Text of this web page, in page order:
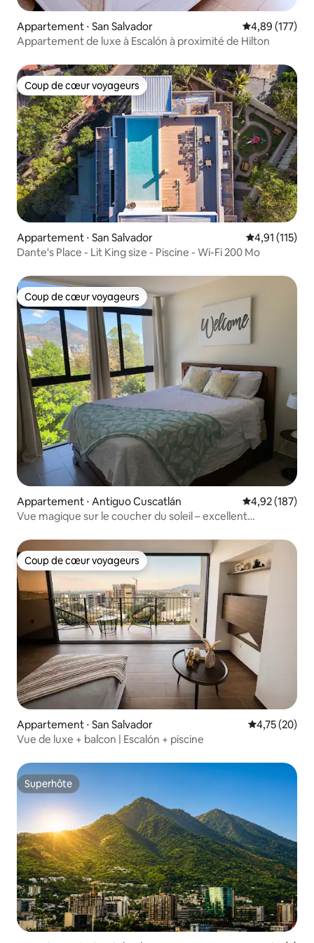
Appartement ⋅ San Salvador Évaluation
4,89 (177)
Appartement de luxe à Escalón à proximité de Hilton
Coup de cœur voyageurs
Coup de cœur voyageurs
Appartement ⋅ San Salvador Évaluation
4,91 (115)
Dante's Place - Lit King size - Piscine - Wi-Fi 200 Mo
Coup de cœur voyageurs
Coup de cœur voyageurs
Appartement ⋅ Antiguo Cuscatlán Évaluation
4,92 (187)
Vue magique sur le coucher du soleil – excellent
Coup de cœur voyageurs
Coup de cœur voyageurs
Appartement ⋅ San Salvador Évaluation
4,75 (20)
Vue de luxe + balcon | Escalón + piscine
Superhôte
Superhôte